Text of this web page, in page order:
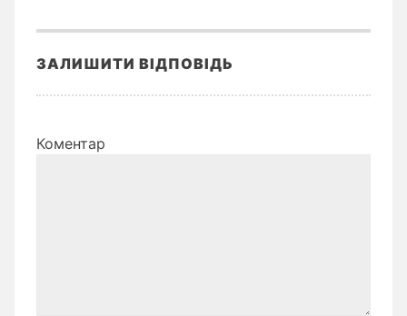
ЗАЛИШИТИ ВІДПОВІДЬ
Коментар